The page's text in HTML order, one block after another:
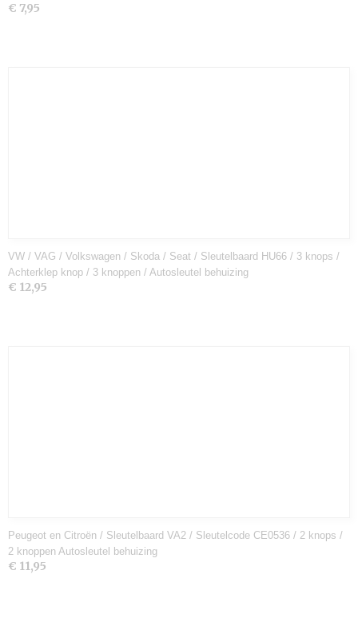
€ 7,95
VW / VAG / Volkswagen / Skoda / Seat / Sleutelbaard HU66 / 3 knops /
Achterklep knop / 3 knoppen / Autosleutel behuizing
€ 12,95
Peugeot en Citroën / Sleutelbaard VA2 / Sleutelcode CE0536 / 2 knops /
2 knoppen Autosleutel behuizing
€ 11,95